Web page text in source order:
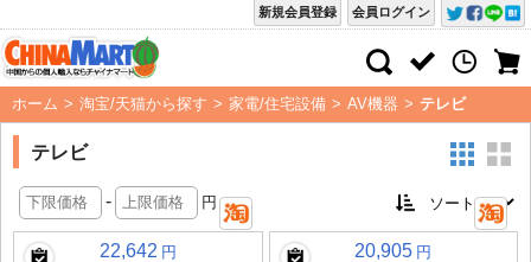
会員ログイン
新規会員登録
ホーム > 淘宝/天猫から探す > 家電/住宅設備 > AV機器 > テレビ
テレビ
- 円
22,642 円 20,905 円